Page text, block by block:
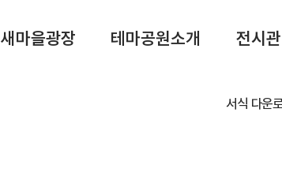
새마을광장 테마공원소개 전시
서식 다운